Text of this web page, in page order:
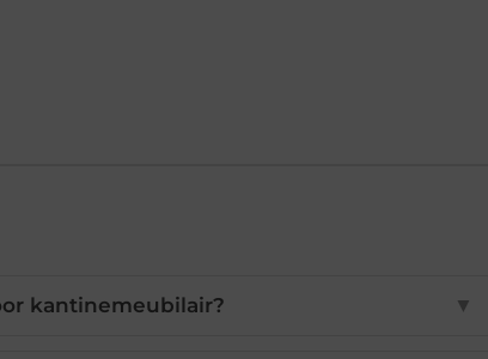
kantinemeubilair? ▼